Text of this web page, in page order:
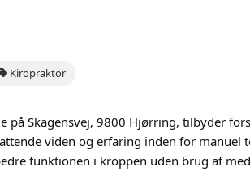
Kiropraktor
på Skagensvej, 9800 Hjørring, tilbyder
viden og erfaring inden for manuel
funktionen i kroppen uden brug af